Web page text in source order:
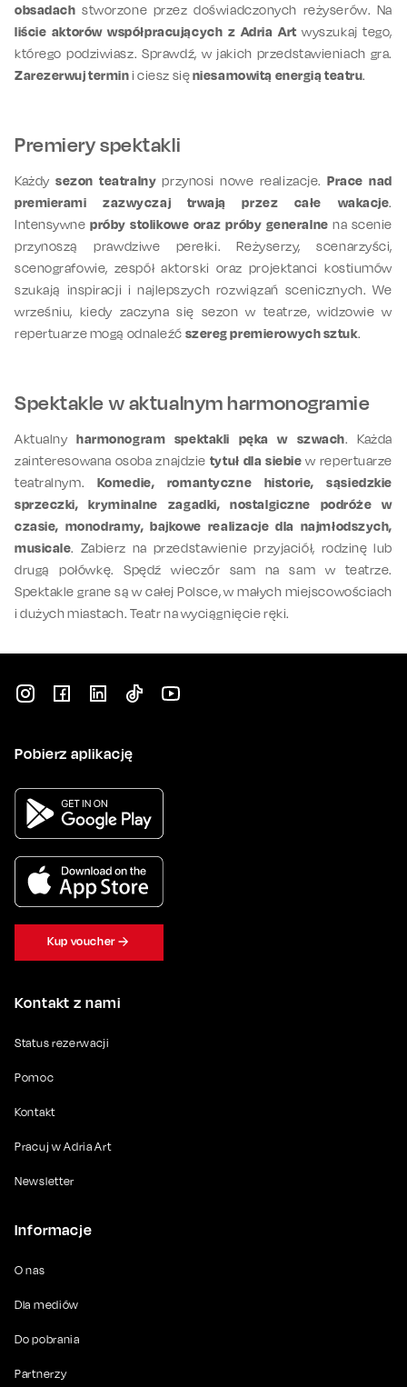
obsadach stworzone przez doświadczonych reżyserów. Na
liście aktorów współpracujących z Adria Art wyszukaj tego,
którego podziwiasz. Sprawdź, w jakich przedstawieniach gra.
Zarezerwuj termini ciesz sięniesamowitą energią teatru.
Premiery spektakli
Każdysezon teatralny przynosi nowe realizacje.Prace nad
premierami zazwyczaj trwają przez całe wakacje.
Intensywnepróby stolikowe oraz próby generalne na scenie
przynoszą prawdziwe perełki. Reżyserzy, scenarzyści,
scenografowie, zespół aktorski oraz projektanci kostiumów
szukają inspiracji i najlepszych rozwiązań scenicznych. We
wrześniu, kiedy zaczyna się sezon w teatrze, widzowie w
repertuarze mogą odnaleźć szereg premierowych sztuk.
Spektakle w aktualnym harmonogramie
Aktualnyharmonogram spektakli pęka w szwach. Każda
zainteresowana osoba znajdzie tytuł dla siebie w repertuarze
teatralnym. Komedie, romantyczne historie, sąsiedzkie
sprzeczki, kryminalne zagadki, nostalgiczne podróże w
czasie, monodramy, bajkowe realizacje dla najmłodszych,
musicale. Zabierz na przedstawienie przyjaciół, rodzinę lub
drugą połówkę. Spędź wieczór sam na sam w teatrze.
Spektakle grane są w całej Polsce, w małych miejscowościach
i dużych miastach. Teatr na wyciągnięcie ręki.
Kontakt z nami
Status rezerwacji
Pomoc
Kontakt
Pracuj w Adria Art
Newsletter
Informacje
O nas
Dla mediów
Do pobrania
Partnerzy
Pobierz aplikację
Kup voucher